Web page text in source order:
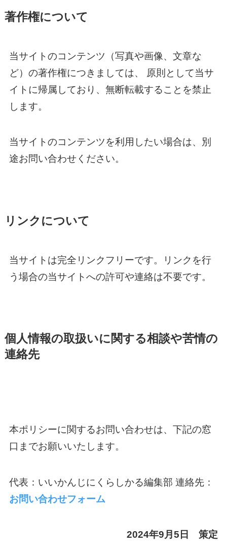
著作権について
当サイトのコンテンツ（写真や画像、文章な
ど）の著作権につきましては、 原則として当サ
イトに帰属しており、無断転載することを禁止
します。
当サイトのコンテンツを利用したい場合は、別
途お問い合わせください。
リンクについて
当サイトは完全リンクフリーです。リンクを行
う場合の当サイトへの許可や連絡は不要です。
個人情報の取扱いに関する相談や苦情の
連絡先
本ポリシーに関するお問い合わせは、下記の窓
口までお願いいたします。
代表：いいかんじにくらしかる編集部 連絡先：
お問い合わせフォーム
2024年9月5日 策定